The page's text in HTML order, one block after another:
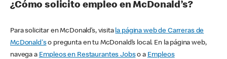
¿Cómo solicito empleo en McDonald’s?
Para solicitar en McDonald’s, visita la página web de Carreras de
McDonald'so pregunta en tu McDonald’s local. En la página web,
navega a Empleos en Restaurantes Jobso a Empleos